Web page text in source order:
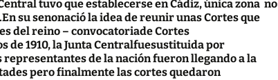
tuvo que establecerse en Cádiz, única zona no
su senonació la idea de reunir unas Cortes que
del reino – convocatoriade Cortes
de 1910, la Junta Centralfuesustituida por
representantes de la nación fueron llegando a la
pero finalmente las cortes quedaron